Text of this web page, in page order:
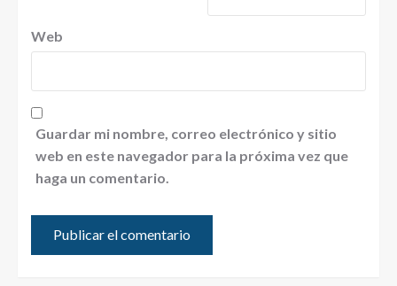
Web
Guardar mi nombre, correo electrónico y sitio
web en este navegador para la próxima vez que
haga un comentario.